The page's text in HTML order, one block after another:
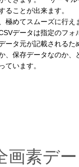
ることが出来ます。
極めてスムーズに行え
データは指定のフ
ータ元が記載されるた
、保存データなのか、
ています。
画素デ